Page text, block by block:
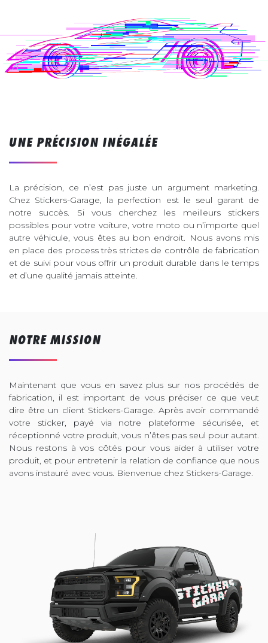
UNE PRÉCISION INÉGALÉE
La précision, ce n’est pas juste un argument marketing.
Chez Stickers-Garage, la perfection est le seul garant de
notre succès. Si vous cherchez les meilleurs stickers
possibles pour votre voiture, votre moto ou n’importe quel
autre véhicule, vous êtes au bon endroit. Nous avons mis
en place des process très strictes de contrôle de fabrication
et de suivi pour vous offrir un produit durable dans le temps
et d’une qualité jamais atteinte.
NOTRE MISSION
Maintenant que vous en savez plus sur nos procédés de
fabrication, il est important de vous préciser ce que veut
dire être un client Stickers-Garage. Après avoir commandé
votre sticker, payé via notre plateforme sécurisée, et
réceptionné votre produit, vous n’êtes pas seul pour autant.
Nous restons à vos côtés pour vous aider à utiliser votre
produit, et pour entretenir la relation de confiance que nous
avons instauré avec vous. Bienvenue chez Stickers-Garage.